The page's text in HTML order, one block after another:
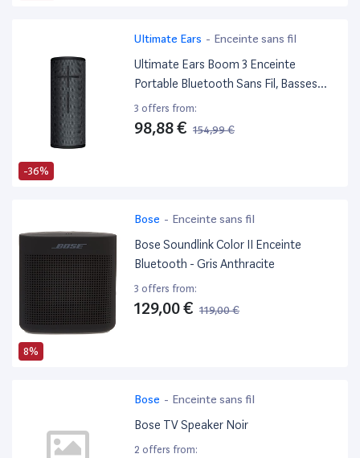
-36%
Ultimate Ears - Enceinte sans fil
Ultimate Ears Boom 3 Enceinte
Portable Bluetooth Sans Fil, Basses
Profondes, Etanche, Flottante,
Connexion Multiple, Batterie 15H -
3 offers from:
98,88 € 154,99 €
8%
Bose - Enceinte sans fil
Bose Soundlink Color II Enceinte
Bluetooth - Gris Anthracite
3 offers from:
129,00 € 119,00 €
Bose - Enceinte sans fil
Bose TV Speaker Noir
2 offers from: